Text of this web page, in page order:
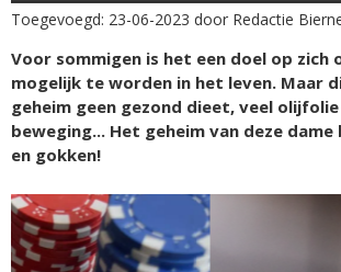
Toegevoegd: 23-06-2023 door Redactie
Voor sommigen is het een doel op zich
mogelijk te worden in het leven. Maar
geheim geen gezond dieet, veel
beweging... Het geheim van deze
en gokken!